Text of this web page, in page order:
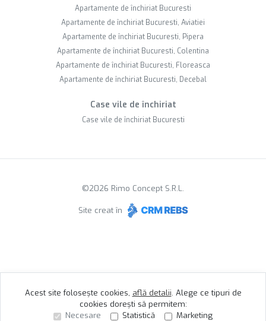
Apartamente de închiriat Bucuresti
Apartamente de închiriat Bucuresti, Aviatiei
Apartamente de închiriat Bucuresti, Pipera
Apartamente de închiriat Bucuresti, Colentina
Apartamente de închiriat Bucuresti, Floreasca
Apartamente de închiriat Bucuresti, Decebal
Case vile de închiriat
Case vile de închiriat Bucuresti
©2026 Rimo Concept S.R.L.
Site creat în
Acest site folosește cookies, află detalii. Alege ce tipuri de
cookies dorești să permitem:
Necesare
Statistică Marketing